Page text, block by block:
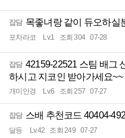
잡담 목좋녀랑 같이 듀오하실
포차라코 Lv.1 조회 304 07-28
잡담 42159-22521 스팀 배그
하시고 지코인 받아가세요~~
개미안경 Lv.6 조회 257 07-27
잡담 스배 추천코드 40404-
달등 Lv.42 조회 249 07-27